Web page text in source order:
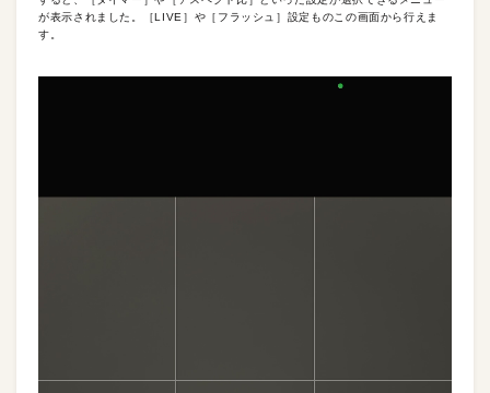
が表示されました。［LIVE］や［フラッシュ］設定ものこの画面から行えま
す。